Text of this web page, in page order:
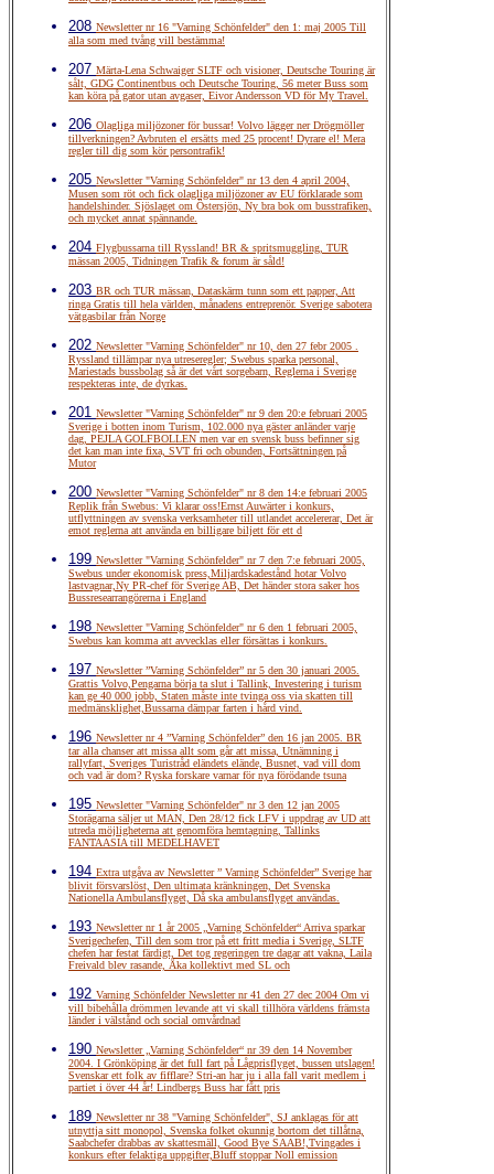
208 Newsletter nr 16 "Varning Schönfelder" den 1: maj 2005 Till
alla som med tvång vill bestämma!
207 Märta-Lena Schwaiger SLTF och visioner, Deutsche Touring är
sålt, GDG Continentbus och Deutsche Touring, 56 meter Buss som
kan köra på gator utan avgaser, Eivor Andersson VD för My Travel.
206 Olagliga miljözoner för bussar! Volvo lägger ner Drögmöller
tillverkningen? Avbruten el ersätts med 25 procent! Dyrare el! Mera
regler till dig som kör persontrafik!
205 Newsletter "Varning Schönfelder" nr 13 den 4 april 2004,
Musen som röt och fick olagliga miljözoner av EU förklarade som
handelshinder. Sjöslaget om Östersjön, Ny bra bok om busstrafiken,
och mycket annat spännande.
204 Flygbussarna till Ryssland! BR & spritsmuggling, TUR
mässan 2005, Tidningen Trafik & forum är såld!
203 BR och TUR mässan, Dataskärm tunn som ett papper, Att
ringa Gratis till hela världen, månadens entreprenör. Sverige sabotera
vätgasbilar från Norge
202 Newsletter "Varning Schönfelder" nr 10, den 27 febr 2005 .
Ryssland tillämpar nya utreseregler; Swebus sparka personal,
Mariestads bussbolag så är det vårt sorgebarn, Reglerna i Sverige
respekteras inte, de dyrkas.
201 Newsletter "Varning Schönfelder" nr 9 den 20:e februari 2005
Sverige i botten inom Turism, 102.000 nya gäster anländer varje
dag, PEJLA GOLFBOLLEN men var en svensk buss befinner sig
det kan man inte fixa, SVT fri och obunden, Fortsättningen på
Mutor
200 Newsletter "Varning Schönfelder" nr 8 den 14:e februari 2005
Replik från Swebus: Vi klarar oss!Ernst Auwärter i konkurs,
utflyttningen av svenska verksamheter till utlandet accelererar, Det är
emot reglerna att använda en billigare biljett för ett d
199 Newsletter "Varning Schönfelder" nr 7 den 7:e februari 2005,
Swebus under ekonomisk press,Miljardskadestånd hotar Volvo
lastvagnar,Ny PR-chef för Sverige AB, Det händer stora saker hos
Bussresearrangörerna i England
198 Newsletter "Varning Schönfelder" nr 6 den 1 februari 2005,
Swebus kan komma att avvecklas eller försättas i konkurs.
197 Newsletter ”Varning Schönfelder” nr 5 den 30 januari 2005.
Grattis Volvo,Pengarna börja ta slut i Tallink, Investering i turism
kan ge 40 000 jobb, Staten måste inte tvinga oss via skatten till
medmänsklighet,Bussarna dämpar farten i hård vind.
196 Newsletter nr 4 ”Varning Schönfelder” den 16 jan 2005. BR
tar alla chanser att missa allt som går att missa, Utnämning i
rallyfart, Sveriges Turistråd eländets elände, Busnet, vad vill dom
och vad är dom? Ryska forskare varnar för nya förödande tsuna
195 Newsletter "Varning Schönfelder" nr 3 den 12 jan 2005
Storägarna säljer ut MAN, Den 28/12 fick LFV i uppdrag av UD att
utreda möjligheterna att genomföra hemtagning, Tallinks
FANTAASIA till MEDELHAVET
194 Extra utgåva av Newsletter ” Varning Schönfelder” Sverige har
blivit försvarslöst, Den ultimata kränkningen, Det Svenska
Nationella Ambulansflyget, Då ska ambulansflyget användas.
193 Newsletter nr 1 år 2005 „Varning Schönfelder“ Arriva sparkar
Sverigechefen, Till den som tror på ett fritt media i Sverige, SLTF
chefen har festat färdigt, Det tog regeringen tre dagar att vakna, Laila
Freivald blev rasande, Åka kollektivt med SL och
192 Varning Schönfelder Newsletter nr 41 den 27 dec 2004 Om vi
vill bibehålla drömmen levande att vi skall tillhöra världens främsta
länder i välstånd och social omvårdnad
190 Newsletter „Varning Schönfelder“ nr 39 den 14 November
2004. I Grönköping är det full fart på Lågprisflyget, bussen utslagen!
Svenskar ett folk av fifflare? Stri-an har ju i alla fall varit medlem i
partiet i över 44 år! Lindbergs Buss har fått pris
189 Newsletter nr 38 "Varning Schönfelder", SJ anklagas för att
utnyttja sitt monopol, Svenska folket okunnig bortom det tillåtna,
Saabchefer drabbas av skattesmäll, Good Bye SAAB!,Tvingades i
konkurs efter felaktiga uppgifter,Bluff stoppar Noll emission